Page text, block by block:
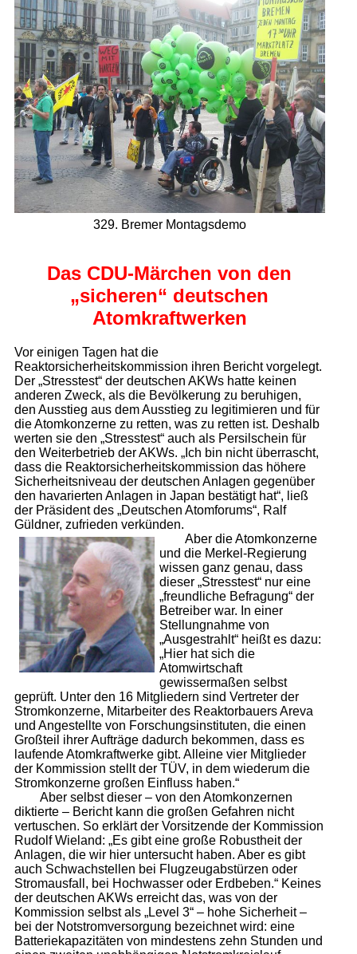
329. Bremer Montagsdemo
Das CDU-Märchen von den
„sicheren“ deutschen
Atomkraftwerken
Vor einigen Tagen hat die
Reaktorsicherheitskommission ihren Bericht vorgelegt.
Der „Stresstest“ der deutschen AKWs hatte keinen
anderen Zweck, als die Bevölkerung zu beruhigen,
den Ausstieg aus dem Ausstieg zu legitimieren und für
die Atomkonzerne zu retten, was zu retten ist. Deshalb
werten sie den „Stresstest“ auch als Persilschein für
den Weiterbetrieb der AKWs. „Ich bin nicht überrascht,
dass die Reaktorsicherheitskommission das höhere
Sicherheitsniveau der deutschen Anlagen gegenüber
den havarierten Anlagen in Japan bestätigt hat“, ließ
der Präsident des „Deutschen Atomforums“, Ralf
Güldner, zufrieden verkünden.
Aber die Atomkonzerne
und die Merkel-Re­gie­rung
wissen ganz genau, dass
dieser „Stresstest“ nur eine
„freundliche Befragung“ der
Betreiber war. In einer
Stellungnahme von
„Ausgestrahlt“ heißt es dazu:
„Hier hat sich die
Atomwirtschaft
gewissermaßen selbst
geprüft. Unter den 16 Mitgliedern sind Vertreter der
Stromkonzerne, Mitarbeiter des Reaktorbauers Areva
und Angestellte von Forschungsinstituten, die einen
Großteil ihrer Aufträge dadurch bekommen, dass es
laufende Atomkraftwerke gibt. Alleine vier Mitglieder
der Kommission stellt der TÜV, in dem wiederum die
Stromkonzerne großen Einfluss haben.“
Aber selbst dieser – von den Atomkonzernen
diktierte – Bericht kann die großen Gefahren nicht
vertuschen. So erklärt der Vorsitzende der Kommission
Rudolf Wieland: „Es gibt eine große Robustheit der
Anlagen, die wir hier untersucht haben. Aber es gibt
auch Schwachstellen bei Flugzeugabstürzen oder
Stromausfall, bei Hochwasser oder Erdbeben.“ Keines
der deutschen AKWs erreicht das, was von der
Kommission selbst als „Level 3“ – hohe Sicherheit –
bei der Notstromversorgung bezeichnet wird: eine
Batteriekapazitäten von mindestens zehn Stunden und